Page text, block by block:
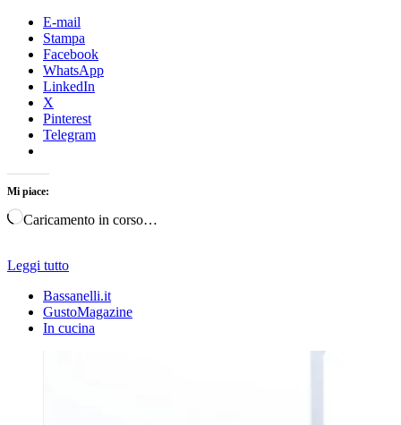
E-mail
Stampa
Facebook
WhatsApp
LinkedIn
X
Pinterest
Telegram
Mi piace:
Caricamento in corso…
Leggi tutto
Bassanelli.it
GustoMagazine
In cucina